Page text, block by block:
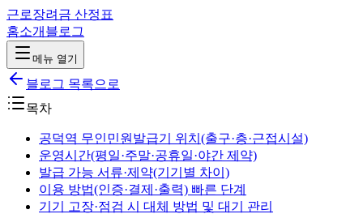
근로장려금 산정표
홈소개 블로그
메뉴 열기
블로그 목록으로
목차
공덕역 무인민원발급기 위치(출구·층·근접시설)
운영시간(평일·주말·공휴일·야간 제약)
발급 가능 서류·제약(기기별 차이)
이용 방법(인증·결제·출력) 빠른 단계
기기 고장·점검 시 대체 방법 및 대기 관리